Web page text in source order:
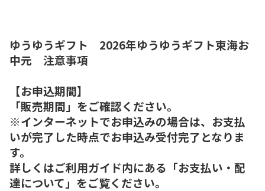
ゆうゆうギフト 2026年ゆうゆうギフト東海お
中元 注意事項
【お申込期間】
「販売期間」をご確認ください。
※インターネットでお申込みの場合は、お支払
いが完了した時点でお申込み受付完了となりま
す。
詳しくはご利用ガイド内にある「お支払い・配
達について」をご覧ください。